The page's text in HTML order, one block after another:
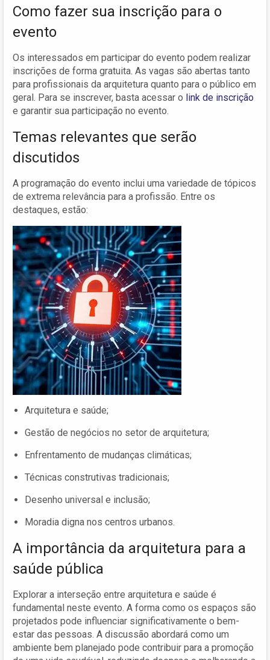
Como fazer sua inscrição para o
evento
Os interessados em participar do evento podem realizar
inscrições de forma gratuita. As vagas são abertas tanto
para profissionais da arquitetura quanto para o público em
geral. Para se inscrever, basta acessar o link de inscrição
e garantir sua participação no evento.
Temas relevantes que serão
discutidos
A programação do evento inclui uma variedade de tópicos
de extrema relevância para a profissão. Entre os
destaques, estão:
Arquitetura e saúde;
Gestão de negócios no setor de arquitetura;
Enfrentamento de mudanças climáticas;
Técnicas construtivas tradicionais;
Desenho universal e inclusão;
Moradia digna nos centros urbanos.
A importância da arquitetura para a
saúde pública
Explorar a interseção entre arquitetura e saúde é
fundamental neste evento. A forma como os espaços são
projetados pode influenciar significativamente o bem-
estar das pessoas. A discussão abordará como um
ambiente bem planejado pode contribuir para a promoção